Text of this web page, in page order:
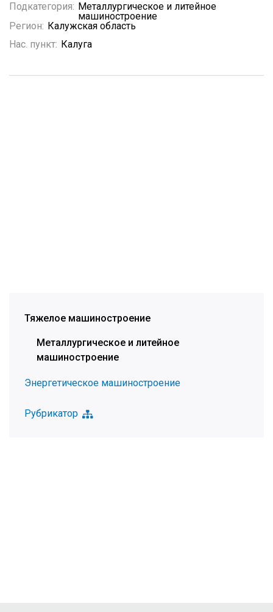
Подкатегория: Металлургическое и литейное
машиностроение
Регион: Калужская область
Нас. пункт: Калуга
Тяжелое машиностроение
Металлургическое и литейное
машиностроение
Энергетическое машиностроение
Рубрикатор